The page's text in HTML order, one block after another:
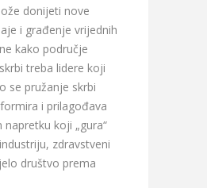
donijeti nove
i građenje vrijednih
kako područje
treba lidere koji
se pružanje skrbi
i prilagođava
koji „gura“
zdravstveni
društvo prema